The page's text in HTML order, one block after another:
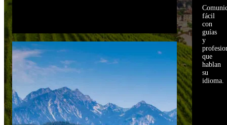
fácil
con
guías
y
que
hablan
su
idioma.